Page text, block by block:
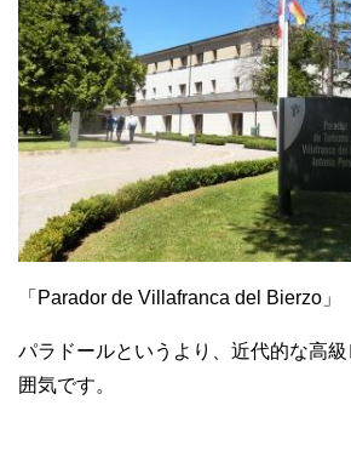
「Parador de Villafranca del Bierzo」
パラドールというより、近代的な高
囲気です。